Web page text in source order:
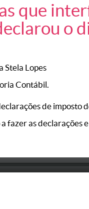
que
o
Stela Lopes
Contábil.
de imposto
fazer as declarações